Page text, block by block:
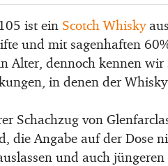
ist ein Scotch Whisky
und mit sagenhaften
Alter, dennoch kennen
in denen der
Schachzug von
die Angabe auf der Dose
und auch